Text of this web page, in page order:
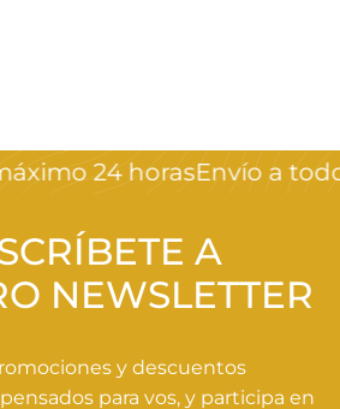
24 horasEnvío a todo
A
NEWSLETTER
y descuentos
para vos, y participa en